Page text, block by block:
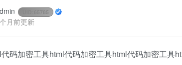
65785
月前更新
码加密工具html代码加密工具html代码加密工具